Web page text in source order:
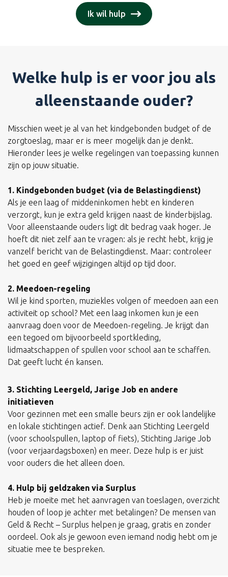
Ik wil hulp
Welke hulp is er voor jou als
alleenstaande ouder?
Misschien weet je al van het kindgebonden budget of de
zorgtoeslag, maar er is meer mogelijk dan je denkt.
Hieronder lees je welke regelingen van toepassing kunnen
zijn op jouw situatie.
1. Kindgebonden budget (via de Belastingdienst)
Als je een laag of middeninkomen hebt en kinderen
verzorgt, kun je extra geld krijgen naast de kinderbijslag.
Voor alleenstaande ouders ligt dit bedrag vaak hoger. Je
hoeft dit niet zelf aan te vragen: als je recht hebt, krijg je
vanzelf bericht van de Belastingdienst. Maar: controleer
het goed en geef wijzigingen altijd op tijd door.
2. Meedoen-regeling
Wil je kind sporten, muziekles volgen of meedoen aan een
activiteit op school? Met een laag inkomen kun je een
aanvraag doen voor de Meedoen-regeling. Je krijgt dan
een tegoed om bijvoorbeeld sportkleding,
lidmaatschappen of spullen voor school aan te schaffen.
Dat geeft lucht én kansen.
3. Stichting Leergeld, Jarige Job en andere
initiatieven
Voor gezinnen met een smalle beurs zijn er ook landelijke
en lokale stichtingen actief. Denk aan Stichting Leergeld
(voor schoolspullen, laptop of fiets), Stichting Jarige Job
(voor verjaardagsboxen) en meer. Deze hulp is er juist
voor ouders die het alleen doen.
4. Hulp bij geldzaken via Surplus
Heb je moeite met het aanvragen van toeslagen, overzicht
houden of loop je achter met betalingen? De mensen van
Geld & Recht – Surplus helpen je graag, gratis en zonder
oordeel. Ook als je gewoon even iemand nodig hebt om je
situatie mee te bespreken.